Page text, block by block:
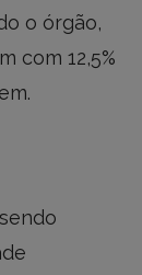
o órgão,
com 12,5%